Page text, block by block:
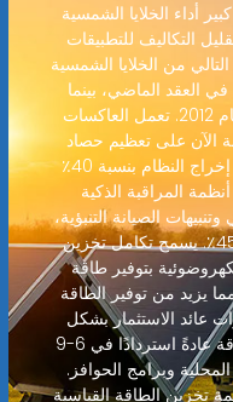
أداء الخلايا الشمسية
التكاليف للتطبيقات
من الخلايا الشمسية
من 18٪ إلى أكثر من 28٪ في العقد الماضي، بينما
انخفضت التكاليف بنسبة 88٪ منذ عام 2012. تعمل العاكسات
الآن على تعظيم حصاد
الطاقة من كل محطة، مما يزيد من إخراج النظام بنسبة 40٪
المراقبة الذكية
الصيانة التنبؤية،
مما يقلل التكاليف التشغيلية بنسبة 45٪. يسمح تكامل تخزين
بتوفير طاقة
يزيد من توفير الطاقة
عائد الاستثمار بشكل
كبير، حيث تحقق مشاريع تخزين الطاقة عادةً استردادًا في 6-9
وبرامج الحوافز.
تخزين الطاقة القياسية